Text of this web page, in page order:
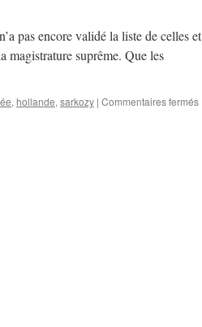
présidentielle
pas encore validé la liste de celles et
magistrature suprême. Que les
, hollande, sarkozy | Commentaires fermés